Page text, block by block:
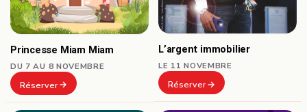
Princesse Miam Miam
DU 7 AU 8 NOVEMBRE
Réserver
L’argent immobilier
LE 11 NOVEMBRE
Réserver